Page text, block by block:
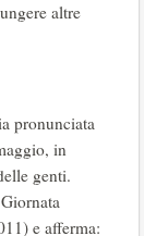
altre
pronunciata
in
genti.
e afferma: